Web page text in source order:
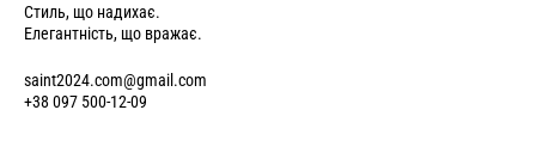
Стиль, що надихає.
Елегантність, що вражає.
saint2024.com@gmail.com
+38 097 500-12-09